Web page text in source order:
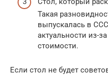
Такая
выпускалась в
актуальности из-
стоимости.
Если стол не будет